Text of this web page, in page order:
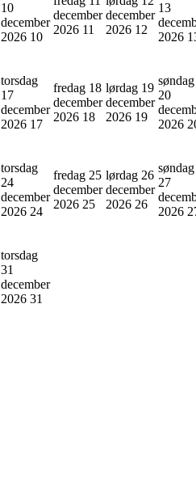
10
december
2026 10
december
2026 11
december
2026 12
13
2026
torsdag
17
december
2026 17
fredag 18
december
2026 18
lørdag 19
december
2026 19
søndag
20
2026
torsdag
24
december
2026 24
fredag 25
december
2026 25
lørdag 26
december
2026 26
søndag
27
2026
torsdag
31
december
2026 31